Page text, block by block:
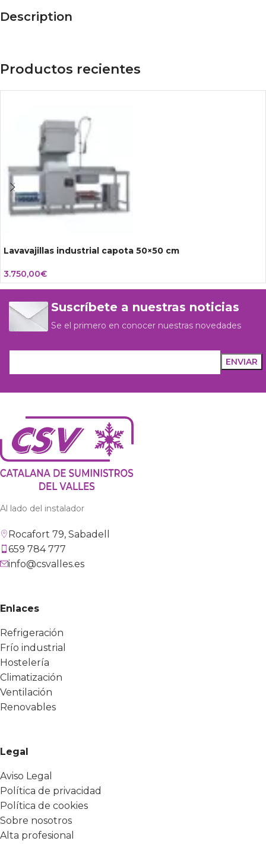
Description
Productos recientes
Lavavajillas industrial capota 50×50 cm
3.750,00€
Suscríbete a nuestras noticias
Se el primero en conocer nuestras novedades
Al lado del instalador
Rocafort 79, Sabadell
659 784 777
info@csvalles.es
Enlaces
Refrigeración
Frío industrial
Hostelería
Climatización
Ventilación
Renovables
Legal
Aviso Legal
Política de privacidad
Política de cookies
Sobre nosotros
Alta profesional